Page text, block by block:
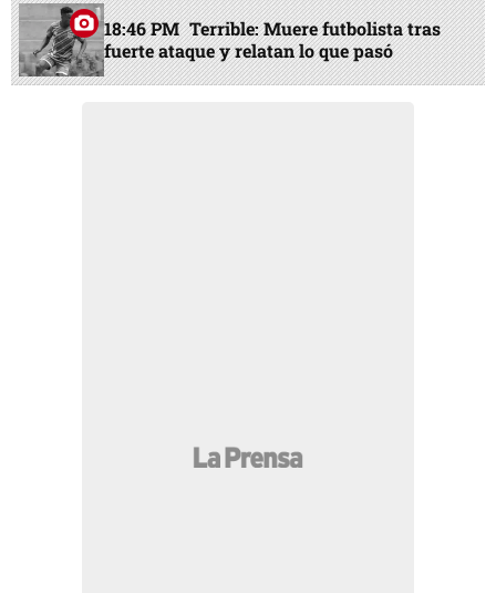
18:46 PM Terrible: Muere futbolista tras
fuerte ataque y relatan lo que pasó